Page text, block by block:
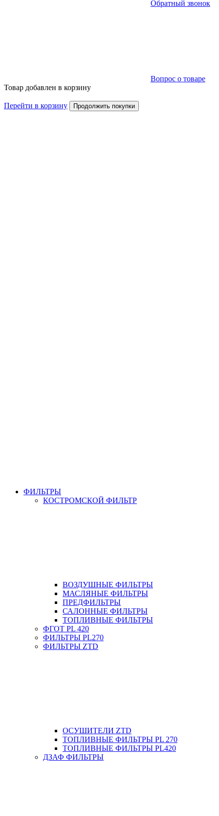
Обратный звонок
Вопрос о товаре
Товар добавлен в корзину
Перейти в корзину Продолжить покупки
ФИЛЬТРЫ
КОСТРОМСКОЙ ФИЛЬТР
ВОЗДУШНЫЕ ФИЛЬТРЫ
МАСЛЯНЫЕ ФИЛЬТРЫ
ПРЕДФИЛЬТРЫ
САЛОННЫЕ ФИЛЬТРЫ
ТОПЛИВНЫЕ ФИЛЬТРЫ
ФГОТ PL 420
ФИЛЬТРЫ PL270
ФИЛЬТРЫ ZTD
ОСУШИТЕЛИ ZTD
ТОПЛИВНЫЕ ФИЛЬТРЫ PL 270
ТОПЛИВНЫЕ ФИЛЬТРЫ PL420
ДЗАФ ФИЛЬТРЫ